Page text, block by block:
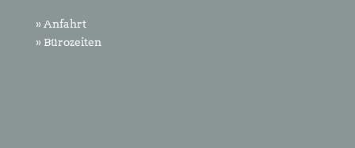
» Anfahrt
» Bürozeiten